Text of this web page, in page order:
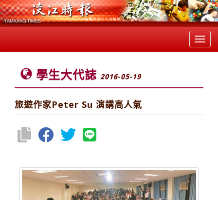
學生大代誌 2016-05-19
旅遊作家Peter Su 演講高人氣